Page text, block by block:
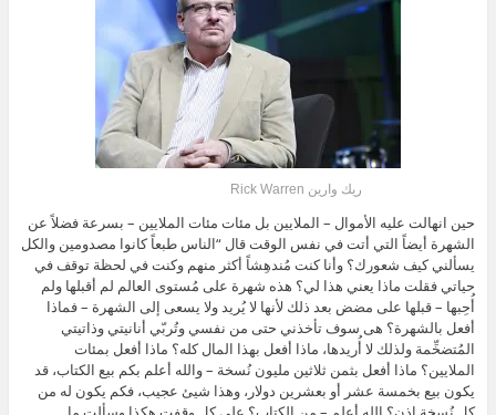
ريك وارين Rick Warren
حين انهالت عليه الأموال – الملايين بل مئات مئات الملايين – بسرعة فضلاً عن
الشهرة أيضاً التي أتت في نفس الوقت قال “الناس طبعاً كانوا مصدومين والكل
يسألني كيف شعورك؟ وأنا كنت مُندهِشاً أكثر منهم وكنت في لحظة توقف في
حياتي فقلت ماذا يعني هذا لي؟ هذه شهرة على مُستوى العالم لم أقبلها ولم
أُحِبها – قبلها على مضض بعد ذلك لأنها لا يُريد ولا يسعى إلى الشهرة – فماذا
أفعل بالشهرة؟ هى سوف تأخذني حتى من نفسي وتُربّي أنانيتي وذاتيتي
المُتضخِّمة ولذلك لا أُريدها، ماذا أفعل بهذا المال كله؟ ماذا أفعل بمئات
الملايين؟ ماذا أفعل بثمن ثلاثين مليون نُسخة – والله أعلم بكم بيع الكتاب، قد
يكون بيع بخمسة عشر أو بعشرين دولار، وهذا شيئ عجيب، فكم يكون له من